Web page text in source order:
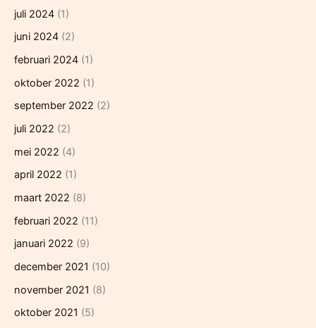
juli 2024 (1)
juni 2024 (2)
februari 2024 (1)
oktober 2022 (1)
september 2022 (2)
juli 2022 (2)
mei 2022 (4)
april 2022 (1)
maart 2022 (8)
februari 2022 (11)
januari 2022 (9)
december 2021 (10)
november 2021 (8)
oktober 2021 (5)